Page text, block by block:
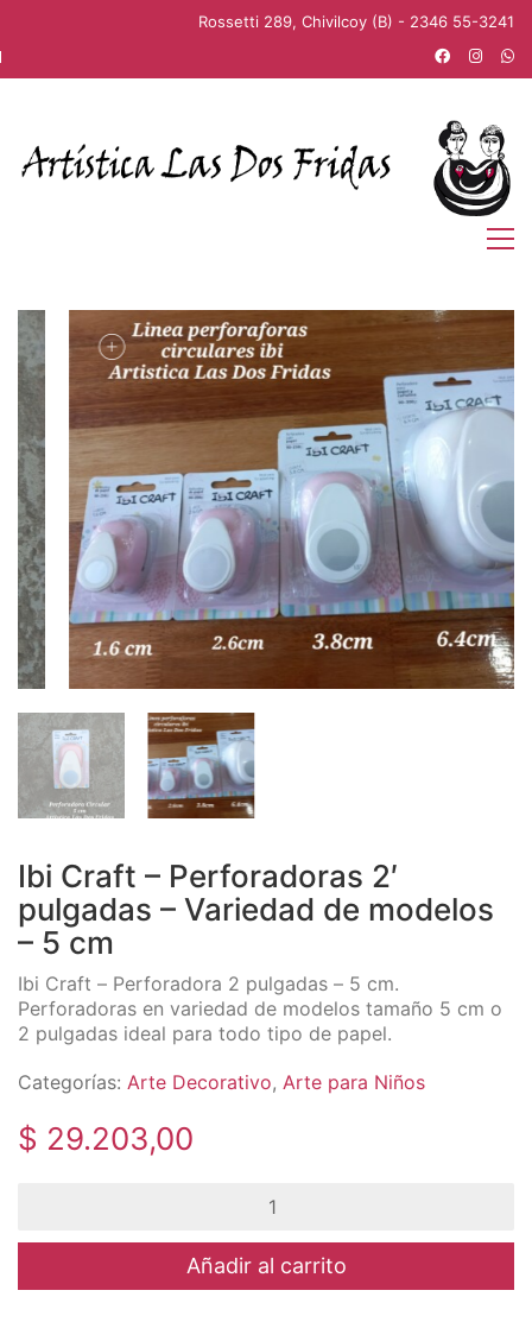
Rossetti 289, Chivilcoy (B) - 2346 55-3241
Ibi Craft – Perforadoras 2′
pulgadas – Variedad de modelos
– 5 cm
Ibi Craft – Perforadora 2 pulgadas – 5 cm.
Perforadoras en variedad de modelos tamaño 5 cm o
2 pulgadas ideal para todo tipo de papel.
Categorías: Arte Decorativo, Arte para Niños
$ 29.203,00
-
Añadir al carrito